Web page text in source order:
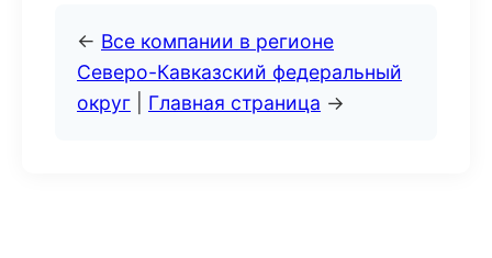
← Все компании в регионе
Северо-Кавказский федеральный
округ
Главная страница →